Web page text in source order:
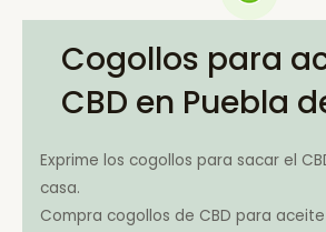
Cogollos para
CBD en Puebla
Exprime los cogollos para sacar el
casa.
Compra cogollos de CBD para